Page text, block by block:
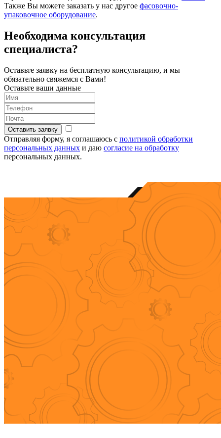
Также Вы можете заказать у нас другое фасовочно-
упаковочное оборудование.
Необходима консультация
специалиста?
Оставьте заявку на бесплатную консультацию, и мы
обязательно свяжемся с Вами!
Оставьте ваши данные
Оставить заявку
Отправляя форму, я соглашаюсь с политикой обработки
персональных данных и даю согласие на обработку
персональных данных.